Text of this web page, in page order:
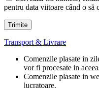
pentru data viitoare când o să
Transport & Livrare
Comenzile plasate in
vor fi procesate in
Comenzile plasate in
lucratoare.